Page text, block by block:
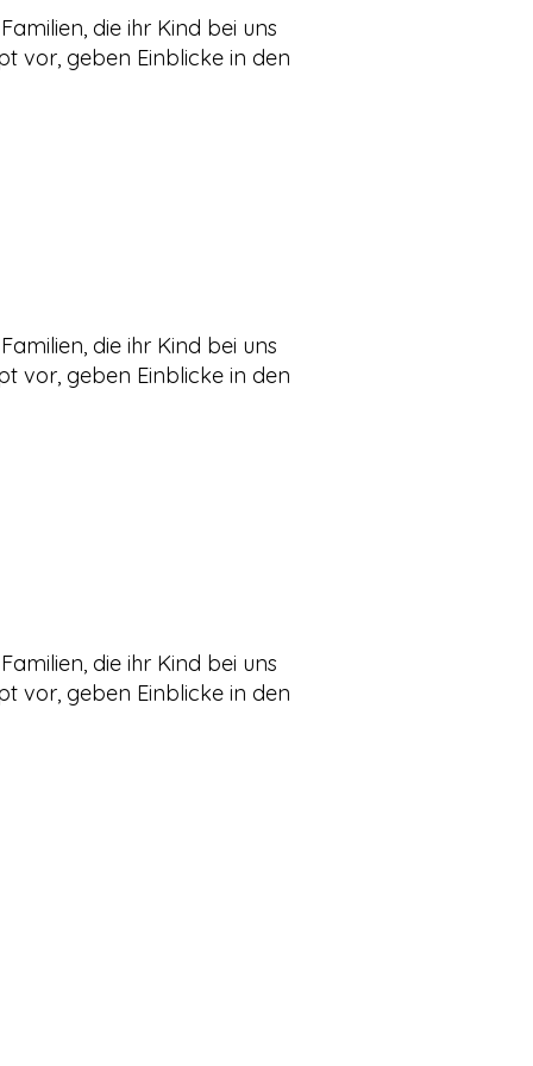
die ihr Kind bei uns
vor, geben Einblicke in den
die ihr Kind bei uns
vor, geben Einblicke in den
die ihr Kind bei uns
vor, geben Einblicke in den